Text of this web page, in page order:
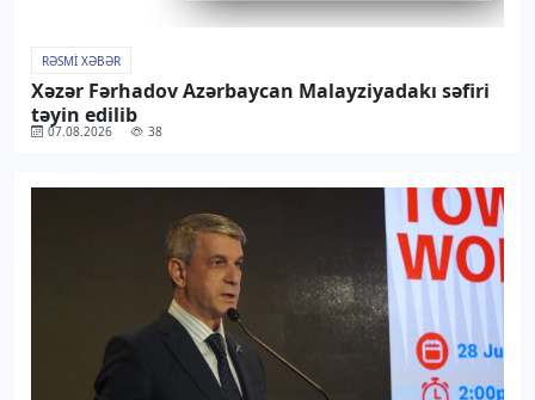
RƏSMI XƏBƏR
Xəzər Fərhadov Azərbaycan Malayziyadakı səfiri
təyin edilib
07.08.2026 38